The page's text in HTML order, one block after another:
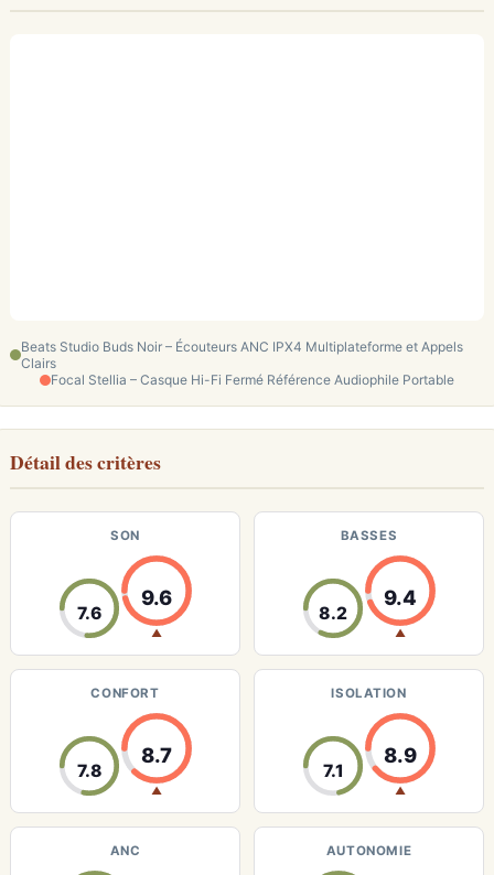
Beats Studio Buds Noir – Écouteurs ANC IPX4 Multiplateforme et Appels
Clairs
Focal Stellia – Casque Hi-Fi Fermé Référence Audiophile Portable
Détail des critères
SON
7.6
9.6
▲
BASSES
8.2
9.4
▲
CONFORT
7.8
8.7
▲
ISOLATION
7.1
8.9
▲
ANC AUTONOMIE